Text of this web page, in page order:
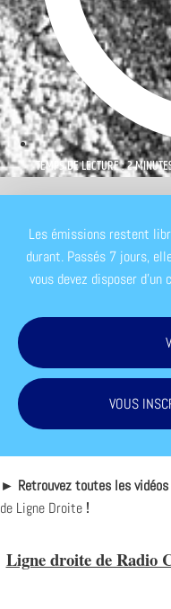
TEMPS DE LECTURE : 2
Les émissions restent
durant. Passés 7 jours,
vous devez disposer
VOUS
► Retrouvez toutes les
de Ligne Droite !
Ligne droite de Radio